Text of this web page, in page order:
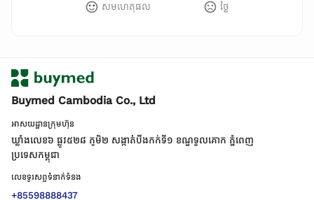
សមហេតុផល ថ្លៃ
Buymed Cambodia Co., Ltd
អាសយដ្ឋានក្រុមហ៊ុន
ឃ្លាំងលេខ៦ ផ្លូវ៥២៨ ភូមិ២ សង្កាត់់បឹងកក់ទី១ ខណ្ឌទួលគោក ភ្នំពេញ
ប្រទេសកម្ពុជា
លេខទូរសព្ទទំនាក់ទំនង
+85598888437